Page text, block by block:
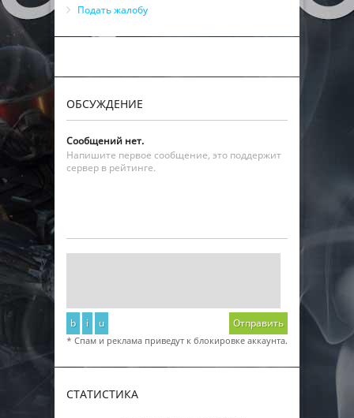
Подать жалобу
ОБСУЖДЕНИЕ
Сообщений нет.
Напишите первое сообщение, это поддержит
сервер в рейтинге.
b i u Отправить
* Спам и реклама приведут к блокировке аккаунта.
СТАТИСТИКА